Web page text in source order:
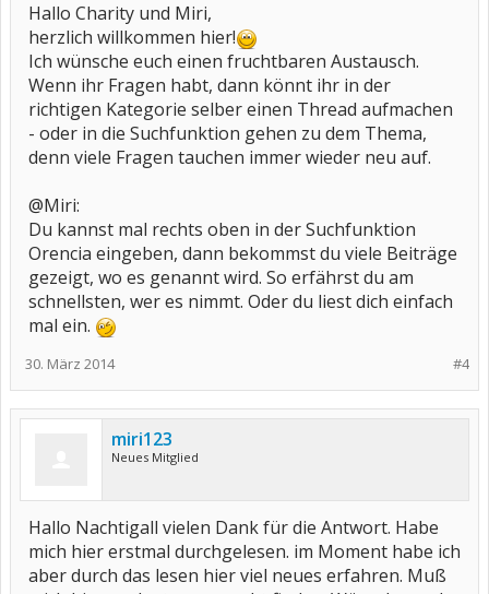
Hallo Charity und Miri,
herzlich willkommen hier!
Ich wünsche euch einen fruchtbaren Austausch.
Wenn ihr Fragen habt, dann könnt ihr in der
richtigen Kategorie selber einen Thread aufmachen
- oder in die Suchfunktion gehen zu dem Thema,
denn viele Fragen tauchen immer wieder neu auf.
@Miri:
Du kannst mal rechts oben in der Suchfunktion
Orencia eingeben, dann bekommst du viele Beiträge
gezeigt, wo es genannt wird. So erfährst du am
schnellsten, wer es nimmt. Oder du liest dich einfach
mal ein.
#4
30. März 2014
miri123
Neues Mitglied
Hallo Nachtigall vielen Dank für die Antwort. Habe
mich hier erstmal durchgelesen. im Moment habe ich
aber durch das lesen hier viel neues erfahren. Muß